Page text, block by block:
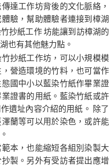
達工作坊背後的文化脈絡，
驗，幫助體驗者連接到樟湖
抄紙工作 坊能讓到訪樟湖的
也有其他魅力點。
抄紙工作坊，可以小規模模
營造環境的竹料，也可當作
國中小以藍染竹紙作畢業證
證書的用紙。藍染竹紙或許
遺址內容介紹的用紙。 除了
蘭等可以用於染色，或許能
本，也能縮短各組別染製大
製。另外有受訪者提出應增